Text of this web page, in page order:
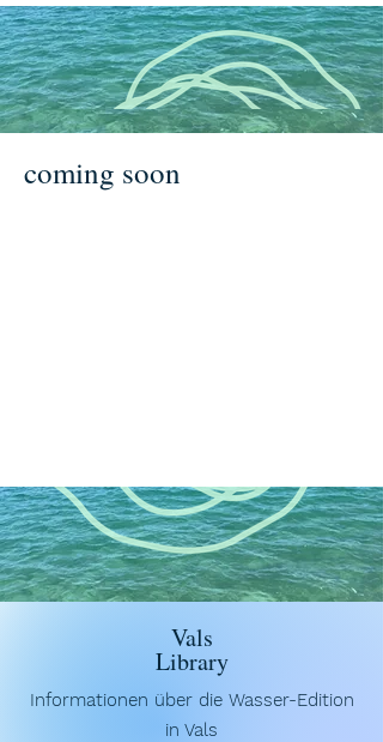
coming soon
Vals
Library
Informationen über die Wasser-Edition
in Vals